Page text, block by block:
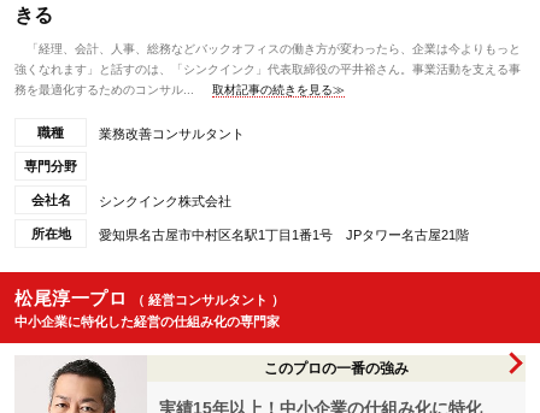
きる
「経理、会計、人事、総務などバックオフィスの働き方が変わったら、企業は今よりもっと
強くなれます」と話すのは、「シンクインク」代表取締役の平井裕さん。事業活動を支える事
務を最適化するためのコンサル...
取材記事の続きを見る≫
職種 業務改善コンサルタント
専門分野
会社名 シンクインク株式会社
所在地 愛知県名古屋市中村区名駅1丁目1番1号 JPタワー名古屋21階
松尾淳一プロ
（ 経営コンサルタント ）
中小企業に特化した経営の仕組み化の専門家
このプロの一番の強み
実績15年以上！中小企業の仕組み化に特化